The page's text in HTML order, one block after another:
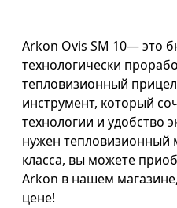
Arkon Ovis SM 10— это
технологически
тепловизионный
инструмент, который
технологии и удобство
нужен тепловизионный
класса, вы можете
Arkon в нашем
цене!